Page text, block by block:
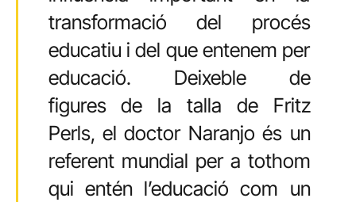
transformació del procés
educatiu i del que entenem per
educació. Deixeble de
figures de la talla de Fritz
Perls, el doctor Naranjo és un
referent mundial per a tothom
qui entén l’educació com un